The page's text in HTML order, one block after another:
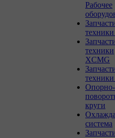
Рабочее
техники
XCMG
Опорно-
круги
система